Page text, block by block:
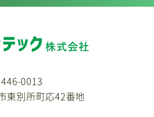
446-0013
東別所町応42番地